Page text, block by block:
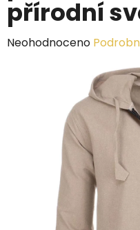
přírodní
Průměrné
hvězdiček.
Neohodnoceno